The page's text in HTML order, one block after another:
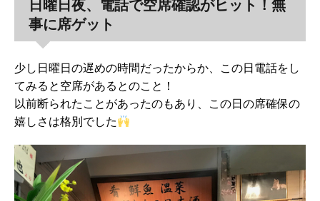
日曜日夜、電話で空席確認がヒット！無
事に席ゲット
少し日曜日の遅めの時間だったからか、この日電話をし
てみると空席があるとのこと！
以前断られたことがあったのもあり、この日の席確保の
嬉しさは格別でした